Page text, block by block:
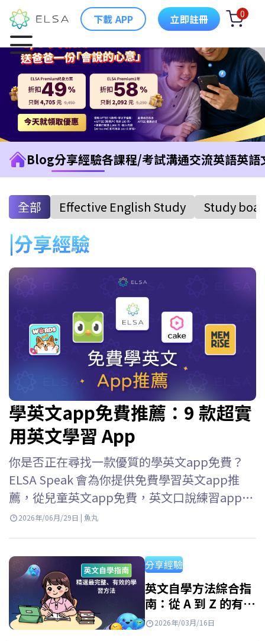
下載 APP 立即註冊 0
Blog分享經驗各課程/考試溝通交流英語英語
全部 Effective English Study Study
分享經驗
學英文app免費推薦：9 款超實
用英文學習 App
你是否正在尋找一款優質的學英文app免費？
ELSA Speak 會為你提供免費學習英文app推
薦，從兒童英文app免費，英文口說練習app免
費到英語口語練習應用等等，幫助你輕鬆選擇
英語變得輕鬆便捷。只需一部智能手機和網路
連接，你就可以隨時隨地學習。但是，並非所
有應用程式都有效。 優點: 隨時隨地學習 個人化
學習路徑 豐富的資源庫 寓教於樂 如何有效使用
2026年/06月/29日 | 魚丸
分享經驗
英文自學方法綜合指
南：從 A 到 Z 的有效
學習路線圖
2026年/03月/16日